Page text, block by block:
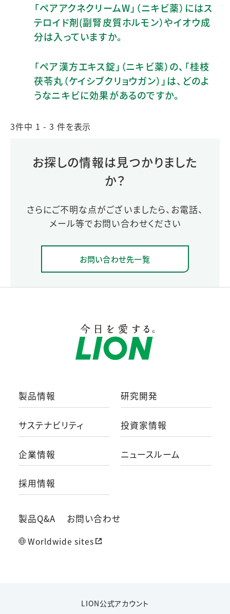
「ペアアクネクリームW」（ニキビ薬）にはス
テロイド剤(副腎皮質ホルモン）やイオウ成
分は入っていますか。
「ペア漢方エキス錠」（ニキビ薬）の、「桂枝
茯苓丸（ケイシブクリョウガン）」は、どのよ
うなニキビに効果があるのですか。
3件中 1 - 3 件を表示
お探しの情報は見つかりました
か？
さらにご不明な点がございましたら、お電話、
メール等でお問い合わせください
お問い合わせ先一覧
製品情報 研究開発
サステナビリティ 投資家情報
企業情報 ニュースルーム
採用情報
製品Q&A お問い合わせ
Worldwide sites
LION公式アカウント